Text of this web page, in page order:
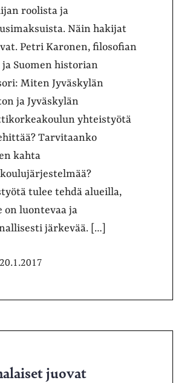
roolista ja
Näin hakijat
Petri Karonen, filosofian
Suomen historian
Miten Jyväskylän
ja Jyväskylän
yhteistyötä
Tarvitaanko
kahta
tulee tehdä alueilla,
on luontevaa ja
järkevää. […]
20.1.2017
juovat